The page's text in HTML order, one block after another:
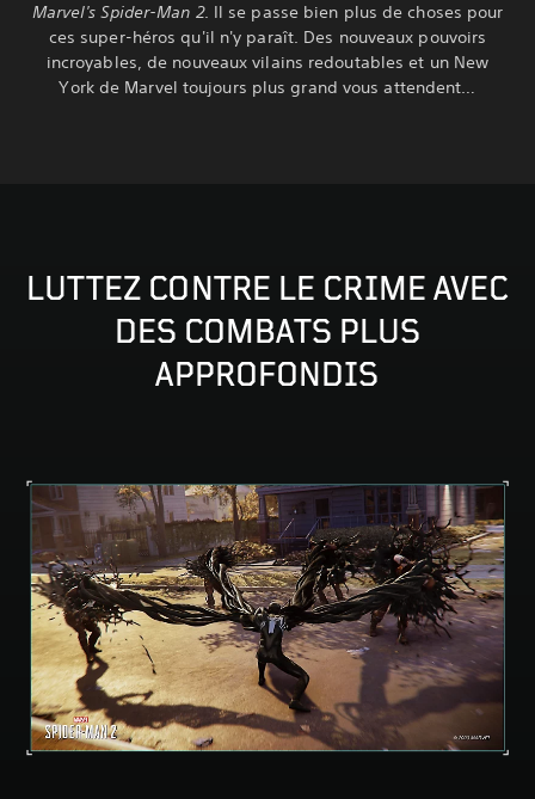
Marvel's Spider-Man 2. Il se passe bien plus de choses pour
ces super-héros qu'il n'y paraît. Des nouveaux pouvoirs
incroyables, de nouveaux vilains redoutables et un New
York de Marvel toujours plus grand vous attendent…
LUTTEZ CONTRE LE CRIME AVEC
DES COMBATS PLUS
APPROFONDIS